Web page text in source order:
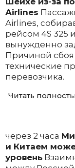
Airlines
Airlines,
рейсом 4S 325
вынужденно
Причиной сбоя
технические
перевозчика.
Читать
через 2 часа
и Китаем
уровень